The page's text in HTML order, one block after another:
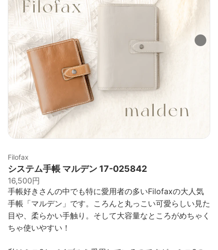
Filofax
システム手帳 マルデン 17-025842
16,500円
手帳好きさんの中でも特に愛用者の多いFilofaxの大人気
手帳「マルデン」です。ころんと丸っこい可愛らしい見た
目や、柔らかい手触り。そして大容量なところがめちゃく
ちゃ使いやすい！